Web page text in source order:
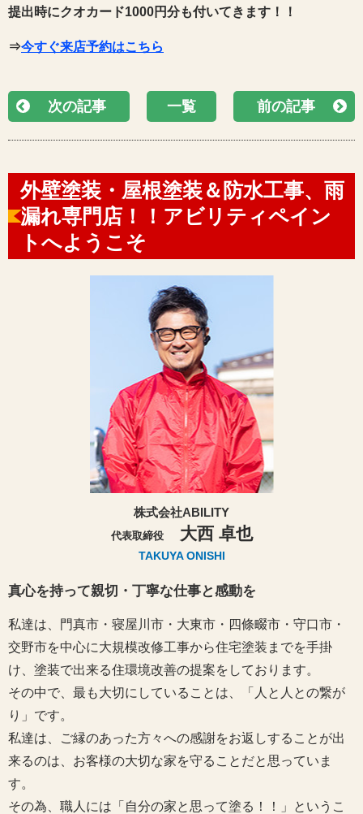
提出時にクオカード1000円分も付いてきます！！
⇒今すぐ来店予約はこちら
次の記事 一覧 前の記事
外壁塗装・屋根塗装＆防水工事、雨
漏れ専門店！！アビリティペイン
トへようこそ
株式会社ABILITY
代表取締役 大西 卓也
TAKUYA ONISHI
真心を持って親切・丁寧な仕事と感動を
私達は、門真市・寝屋川市・大東市・四條畷市・守口市・
交野市を中心に大規模改修工事から住宅塗装までを手掛
け、塗装で出来る住環境改善の提案をしております。
その中で、最も大切にしていることは、「人と人との繋が
り」です。
私達は、ご縁のあった方々への感謝をお返しすることが出
来るのは、お客様の大切な家を守ることだと思っていま
す。
その為、職人には「自分の家と思って塗る！！」というこ